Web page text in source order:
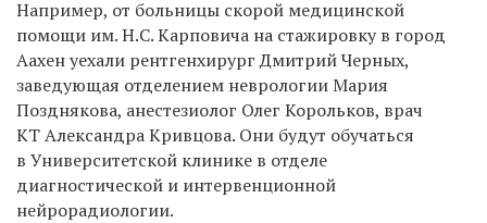
Например, от больницы скорой медицинской
помощи им. Н.С. Карповича на стажировку в город
Аахен уехали рентгенхирург Дмитрий Черных,
заведующая отделением неврологии Мария
Позднякова, анестезиолог Олег Корольков, врач
КТ Александра Кривцова. Они будут обучаться
в Университетской клинике в отделе
диагностической и интервенционной
нейрорадиологии.